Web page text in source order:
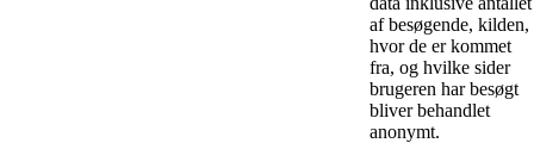
af besøgende, kilden,
hvor de er kommet
fra, og hvilke sider
brugeren har besøgt
bliver behandlet
anonymt.